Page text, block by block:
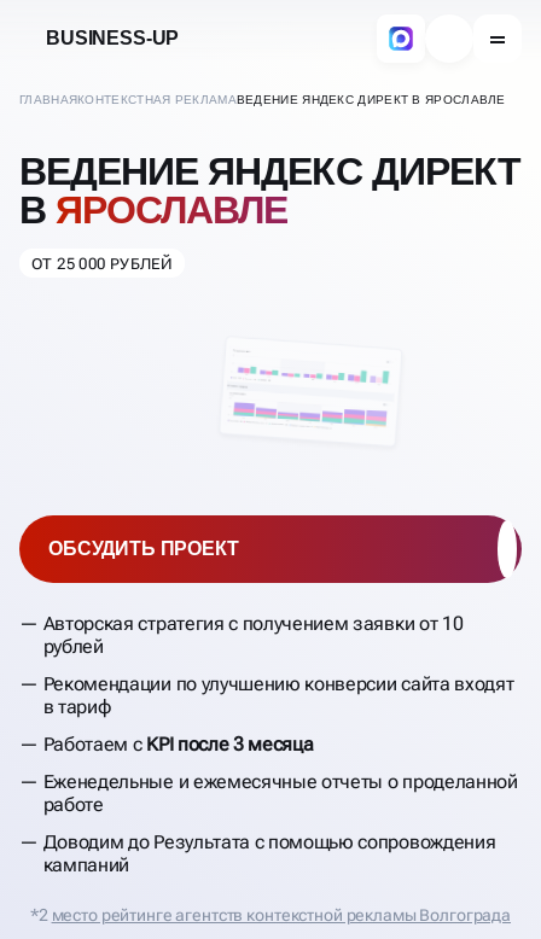
BUSINESS-UP
ГЛАВНАЯКОНТЕКСТНАЯ РЕКЛАМАВЕДЕНИЕ ЯНДЕКС ДИРЕКТ В ЯРОСЛАВЛЕ
ВЕДЕНИЕ ЯНДЕКС ДИРЕКТ
В ЯРОСЛАВЛЕ
ОТ 25 000 РУБЛЕЙ
Авторская стратегия с получением заявки от 10
рублей
Рекомендации по улучшению конверсии сайта входят
в тариф
Работаем с KPI после 3 месяца
Еженедельные и ежемесячные отчеты о проделанной
работе
Доводим до Результата с помощью сопровождения
кампаний
ОБСУДИТЬ ПРОЕКТ
*2 место рейтинге агентств контекстной рекламы Волгограда